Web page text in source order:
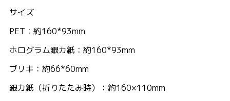
サイズ
PET：約160*93mm
ホログラム銀カ紙：約160*93mm
ブリキ：約66*60mm
銀カ紙（折りたたみ時）：約160×110mm